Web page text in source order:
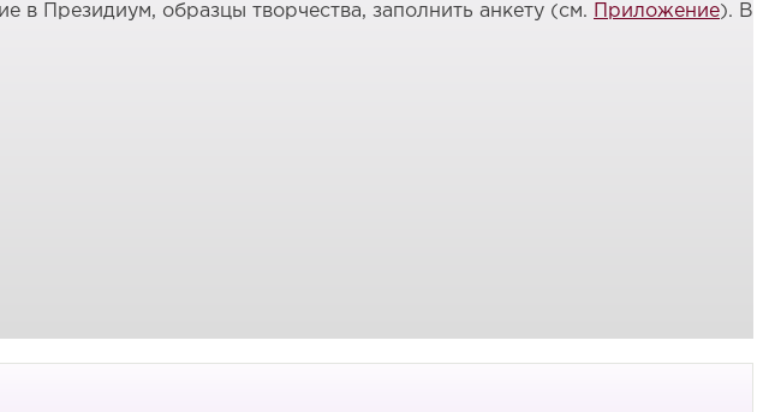
в Президиум, образцы творчества, заполнить анкету (см. Приложение). В